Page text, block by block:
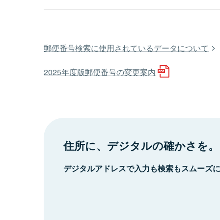
郵便番号検索に使用されているデータについて
2025年度版郵便番号の変更案内
住所に、デジタルの確かさを。
デジタルアドレスで入力も検索もスムーズ